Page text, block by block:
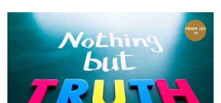
זמן משפח
תי